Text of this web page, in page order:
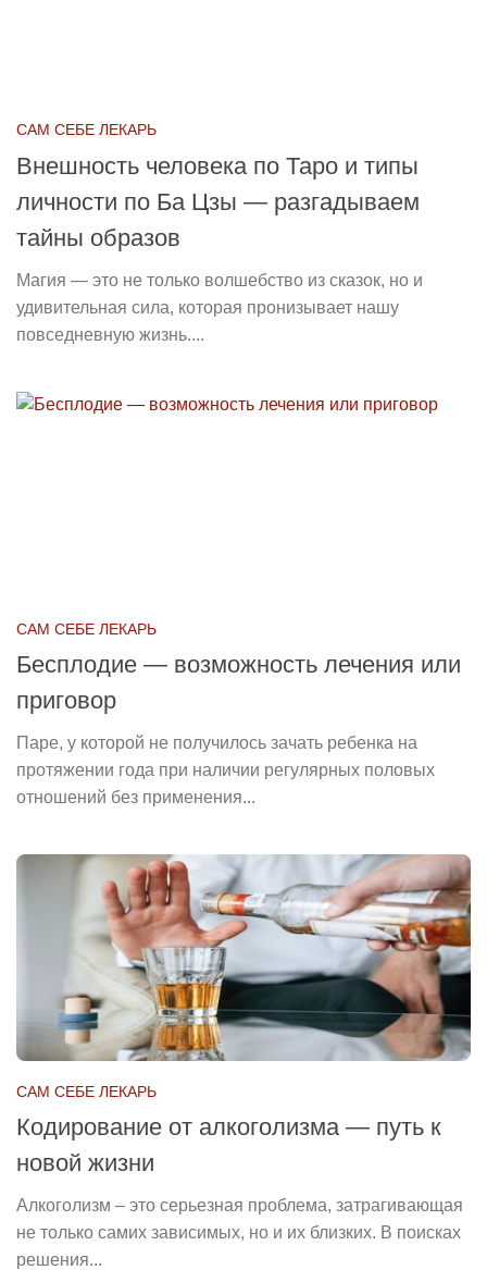
САМ СЕБЕ ЛЕКАРЬ
Внешность человека по Таро и типы
личности по Ба Цзы — разгадываем
тайны образов
Магия — это не только волшебство из сказок, но и
удивительная сила, которая пронизывает нашу
повседневную жизнь....
САМ СЕБЕ ЛЕКАРЬ
Бесплодие — возможность лечения или
приговор
Паре, у которой не получилось зачать ребенка на
протяжении года при наличии регулярных половых
отношений без применения...
САМ СЕБЕ ЛЕКАРЬ
Кодирование от алкоголизма — путь к
новой жизни
Алкоголизм – это серьезная проблема, затрагивающая
не только самих зависимых, но и их близких. В поисках
решения...